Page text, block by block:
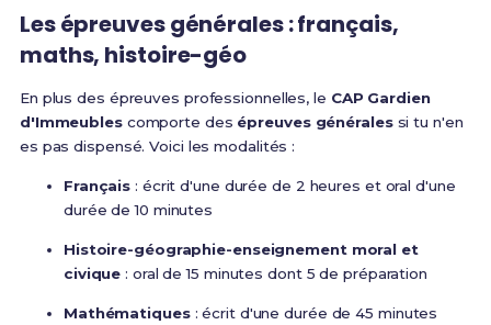
Les épreuves générales : français,
maths, histoire-géo
En plus des épreuves professionnelles, le CAP Gardien
d'Immeublescomporte des épreuves généralessi tu n'en
es pas dispensé. Voici les modalités :
Français : écrit d'une durée de 2 heures et oral d'une
durée de 10 minutes
Histoire-géographie-enseignement moral et
civique : oral de 15 minutes dont 5 de préparation
Mathématiques:écrit d'une durée de 45 minutes